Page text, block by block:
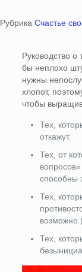
Рубрика Счастье
Руководство о
бы неплохо
нужны
хлопот,
чтобы
Тех,
откажут.
Тех, от
способны
Тех,
возможно
Тех,